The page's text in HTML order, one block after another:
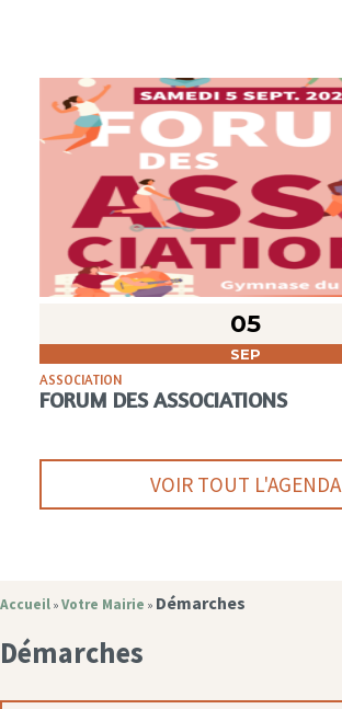
05
SEP
ASSOCIATION
FORUM DES ASSOCIATIONS
VOIR TOUT L'AGENDA
Accueil » Votre Mairie » Démarches
Démarches